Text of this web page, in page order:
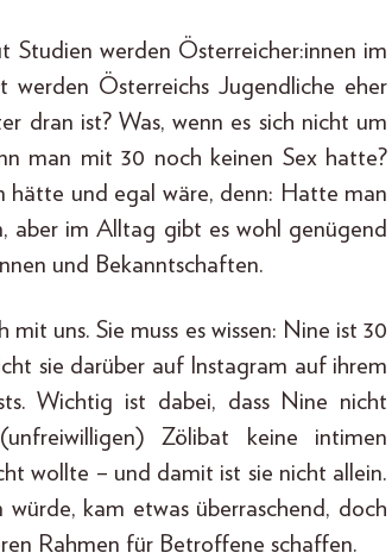
Studien werden Österreicher:innen im
Österreichs Jugendliche eher
dran ist? Was, wenn es sich nicht um
man mit 30 noch keinen Sex hatte?
hätte und egal wäre, denn: Hatte man
aber im Alltag gibt es wohl genügend
und Bekanntschaften.
uns. Sie muss es wissen: Nine ist 30
sie darüber auf Instagram auf ihrem
Wichtig ist dabei, dass Nine nicht
Zölibat keine intimen
wollte – und damit ist sie nicht allein.
kam etwas überraschend, doch
Rahmen für Betroffene schaffen.